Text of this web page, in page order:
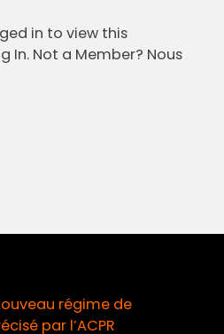
in to view this
In. Not a Member? Nous
régime de
par l’ACPR